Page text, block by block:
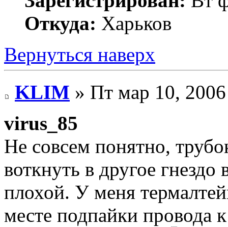
Откуда: Харьков
Вернуться наверх
KLIM » Пт мар 10,
virus_85
Не совсем понятно,
воткнуть в другое
плохой. У меня
месте подпайки провода